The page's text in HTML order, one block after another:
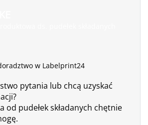
w Labelprint24
pytania lub chcą uzyskać
od pudełek składanych chętnie